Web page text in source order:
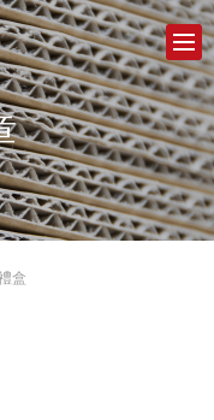
盒